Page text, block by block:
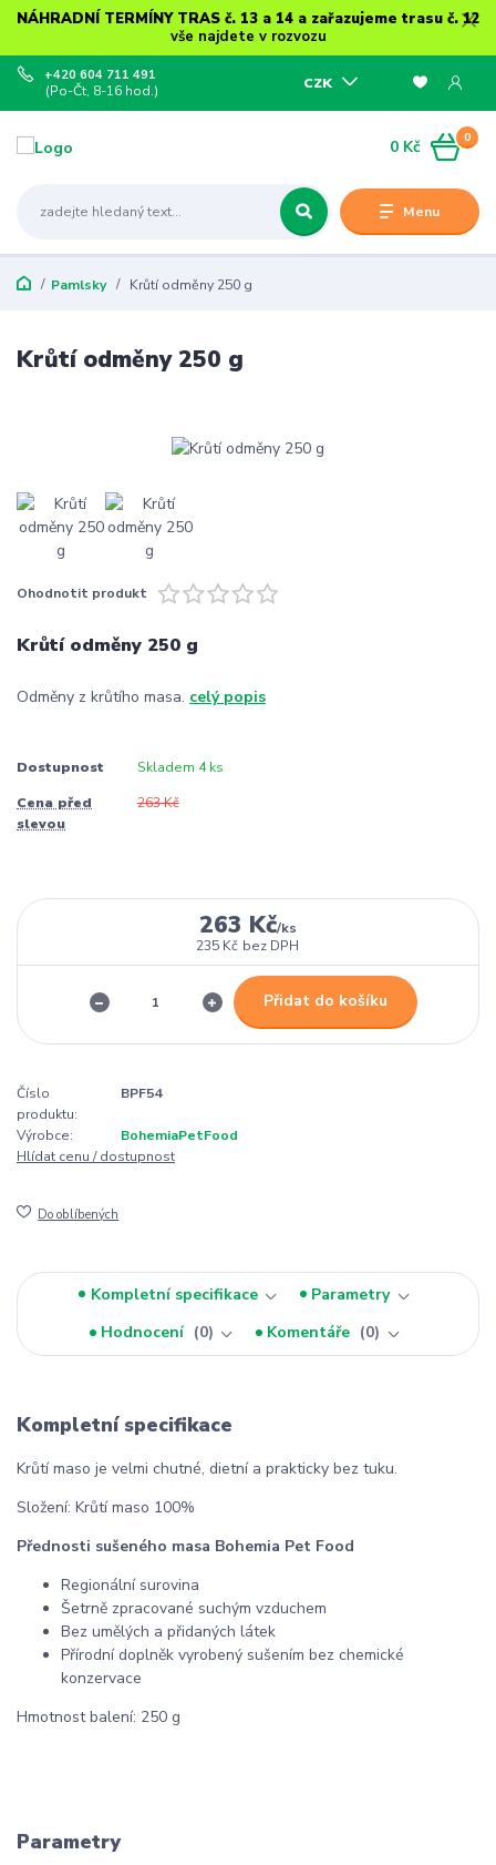
NÁHRADNÍ TERMÍNY TRAS č. 13 a 14 a zařazujeme trasu č. 12
vše najdete v rozvozu
Menu
CZK
+420 604 711 491
(Po-Čt, 8-16 hod.)
0
0 Kč
Pamlsky Krůtí odměny 250 g
Krůtí odměny 250 g
Ohodnotit produkt
Krůtí odměny 250 g
Odměny z krůtího masa. celý popis
Dostupnost Skladem 4 ks
Cena před
slevou
263 Kč
263 Kč/ks
235 Kč bez DPH
Přidat do košíku
Číslo
produktu:
BPF54
Výrobce:
BohemiaPetFood
Hlídat cenu / dostupnost
Do oblíbených
Kompletní specifikace
Parametry
Hodnocení
0 Komentáře 0
Kompletní specifikace
Krůtí maso je velmi chutné, dietní a prakticky bez tuku.
Složení: Krůtí maso 100%
Přednosti sušeného masa Bohemia Pet Food
Regionální surovina
Šetrně zpracované suchým vzduchem
Bez umělých a přidaných látek
Přírodní doplněk vyrobený sušením bez chemické
konzervace
Hmotnost balení: 250 g
Parametry